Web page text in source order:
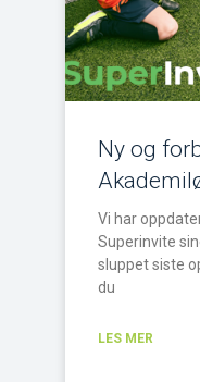
Ny og
Vi har
Superinvite
sluppet siste
du
LES MER